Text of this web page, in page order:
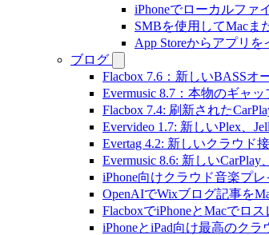
iPhoneでローカルファ
SMBを使用してMacま
App Storeからアプリ
ブログ
Flacbox 7.6：新しいBASS
Evermusic 8.7：本物のギャ
Flacbox 7.4: 刷新された
Evervideo 1.7: 新しいPlex、
Evertag 4.2: 新しいクラウド
Evermusic 8.6: 新しい
iPhone向けクラウド音楽プレ
OpenAIでWixブログ記事を
FlacboxでiPhoneとMacでロ
iPhoneとiPad向け最高のク